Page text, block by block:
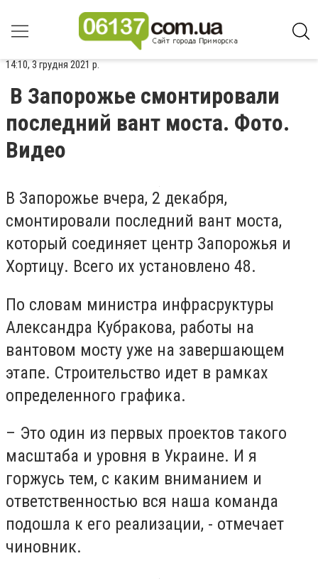
14:10, 3 грудня 2021 р.
В Запорожье смонтировали
последний вант моста. Фото.
Видео
В Запорожье вчера, 2 декабря,
смонтировали последний вант моста,
который соединяет центр Запорожья и
Хортицу. Всего их установлено 48.
По словам министра инфрасруктуры
Александра Кубракова, работы на
вантовом мосту уже на завершающем
этапе. Строительство идет в рамках
определенного графика.
– Это один из первых проектов такого
масштаба и уровня в Украине. И я
горжусь тем, с каким вниманием и
ответственностью вся наша команда
подошла к его реализации, - отмечает
чиновник.